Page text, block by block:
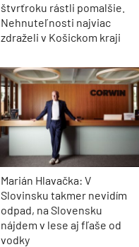
štvrťroku rástli pomalšie.
Nehnuteľnosti najviac
zdraželi v Košickom kraji
Marián Hlavačka: V
Slovinsku takmer nevidím
odpad, na Slovensku
nájdem v lese aj fľaše od
vodky